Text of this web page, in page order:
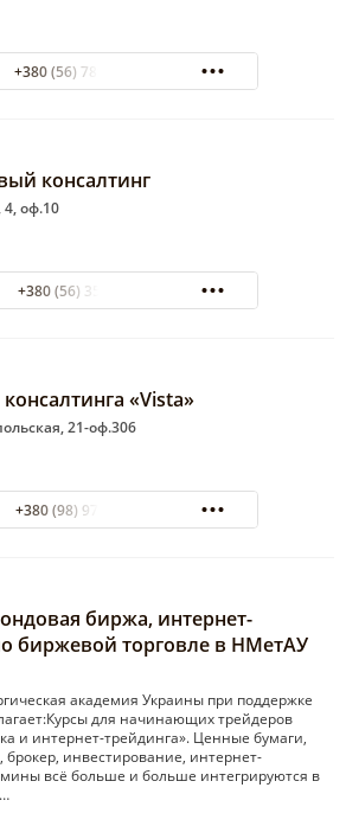
+380 (56) 789-81-58
консалтинг
оф.10
+380 (56) 35-02-26
«Vista»
21-оф.306
+380 (98) 975 00 41
биржа, интернет-
биржевой торговле в НМетАУ
академия Украины при поддержке
для начинающих трейдеров
и интернет-трейдинга». Ценные бумаги,
инвестирование, интернет-
всё больше и больше интегрируются в